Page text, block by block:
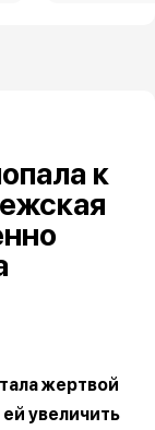
к
жертвой
увеличить